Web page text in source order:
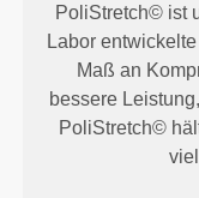
PoliStretch© ist
Labor
Maß an
bessere
PoliStretch©